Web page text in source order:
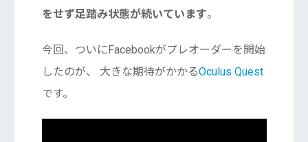
をせず足踏み状態が続いています。
今回、ついにFacebookがプレオーダーを開始
したのが、 大きな期待がかかるOculus Quest
です。